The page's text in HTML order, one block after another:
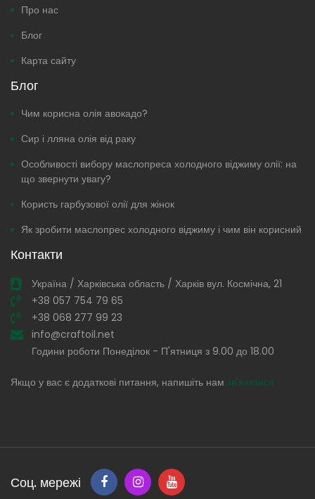
Про нас
Блог
Карта сайту
Блог
Чим корисна олія авокадо?
Сир і лляна олія від раку
Особливості вибору маслопреса холодного віджиму олії: на
що звернути увагу?
Користь гарбузової олії для жінок
Як зробити маслопрес холодного віджиму і чим він корисний
Контакти
Україна / Харківська область / Харків вул. Космічна, 21
+38 057 754 79 65
+38 068 277 99 23
info@craftoil.net
Години роботи Понеділок - П'ятниця з 9.00 до 18.00
Якщо у вас є додаткові питання, напишіть нам зв'язатися
Соц. мережі